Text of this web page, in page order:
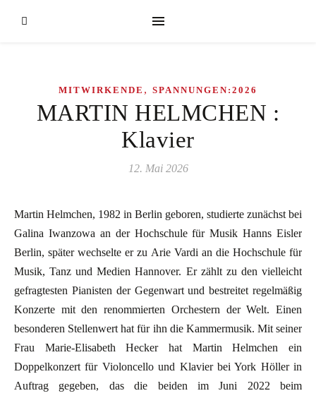
MITWIRKENDE , SPANNUNGEN:2026
MARTIN HELMCHEN :
Klavier
12. Mai 2026
Martin Helmchen, 1982 in Berlin geboren, studierte zunächst bei
Galina Iwanzowa an der Hochschule für Musik Hanns Eisler
Berlin, später wechselte er zu Arie Vardi an die Hochschule für
Musik, Tanz und Medien Hannover. Er zählt zu den vielleicht
gefragtesten Pianisten der Gegenwart und bestreitet regelmäßig
Konzerte mit den renommierten Orchestern der Welt. Einen
besonderen Stellenwert hat für ihn die Kammermusik. Mit seiner
Frau Marie-Elisabeth Hecker hat Martin Helmchen ein
Doppelkonzert für Violoncello und Klavier bei York Höller in
Auftrag gegeben, das die beiden im Juni 2022 beim